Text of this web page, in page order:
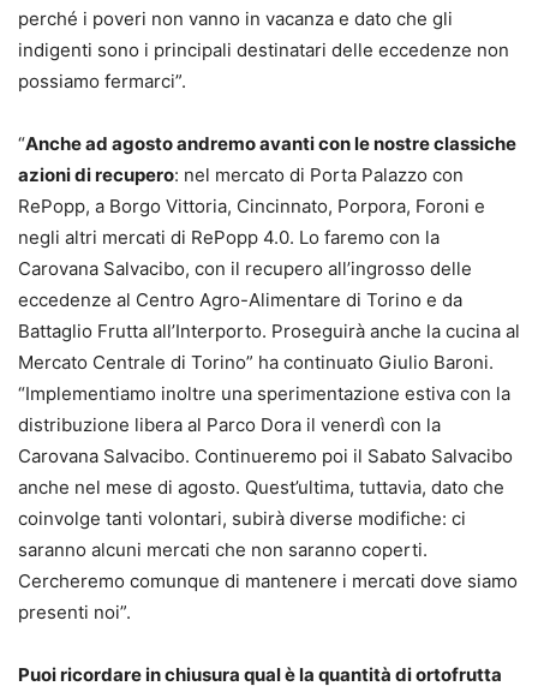
perché i poveri non vanno in vacanza e dato che gli
indigenti sono i principali destinatari delle eccedenze non
possiamo fermarci”.
“Anche ad agosto andremo avanti con le nostre classiche
azioni di recupero: nel mercato di Porta Palazzo con
RePopp, a Borgo Vittoria, Cincinnato, Porpora, Foroni e
negli altri mercati di RePopp 4.0. Lo faremo con la
Carovana Salvacibo, con il recupero all’ingrosso delle
eccedenze al Centro Agro-Alimentare di Torino e da
Battaglio Frutta all’Interporto. Proseguirà anche la cucina al
Mercato Centrale di Torino” ha continuato Giulio Baroni.
“Implementiamo inoltre una sperimentazione estiva con la
distribuzione libera al Parco Dora il venerdì con la
Carovana Salvacibo. Continueremo poi il Sabato Salvacibo
anche nel mese di agosto. Quest’ultima, tuttavia, dato che
coinvolge tanti volontari, subirà diverse modifiche: ci
saranno alcuni mercati che non saranno coperti.
Cercheremo comunque di mantenere i mercati dove siamo
presenti noi”.
Puoi ricordare in chiusura qual è la quantità di ortofrutta